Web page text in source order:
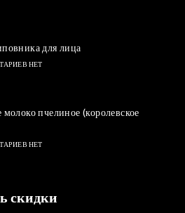
для лица
НЕТ
пчелиное (королевское
НЕТ
скидки